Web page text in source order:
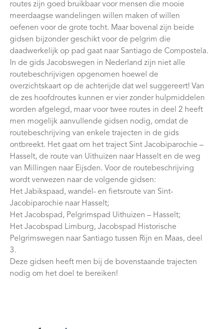
routes zijn goed bruikbaar voor mensen die mooie
meerdaagse wandelingen willen maken of willen
oefenen voor de grote tocht. Maar bovenal zijn beide
gidsen bijzonder geschikt voor de pelgrim die
daadwerkelijk op pad gaat naar Santiago de Compostela.
In de gids Jacobswegen in Nederland zijn niet alle
routebeschrijvigen opgenomen hoewel de
overzichtskaart op de achterijde dat wel suggereert! Van
de zes hoofdroutes kunnen er vier zonder hulpmiddelen
worden afgelegd, maar voor twee routes in deel 2 heeft
men mogelijk aanvullende gidsen nodig, omdat de
routebeschrijving van enkele trajecten in de gids
ontbreekt. Het gaat om het traject Sint Jacobiparochie –
Hasselt, de route van Uithuizen naar Hasselt en de weg
van Millingen naar Eijsden. Voor de routebeschrijving
wordt verwezen naar de volgende gidsen:
Het Jabikspaad, wandel- en fietsroute van Sint-
Jacobiparochie naar Hasselt;
Het Jacobspad, Pelgrimspad Uithuizen – Hasselt;
Het Jacobspad Limburg, Jacobspad Historische
Pelgrimswegen naar Santiago tussen Rijn en Maas, deel
3.
Deze gidsen heeft men bij de bovenstaande trajecten
nodig om het doel te bereiken!